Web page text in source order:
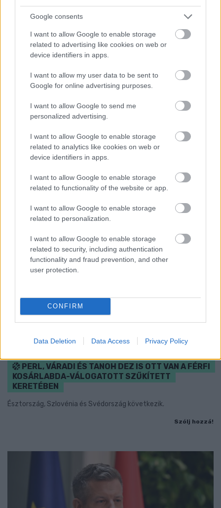
Google consents
I want to allow Google to enable storage
related to advertising like cookies on web or
device identifiers in apps.
I want to allow my user data to be sent to
Google for online advertising purposes.
I want to allow Google to send me
personalized advertising.
I want to allow Google to enable storage
related to analytics like cookies on web or
device identifiers in apps.
I want to allow Google to enable storage
related to functionality of the website or app.
I want to allow Google to enable storage
related to personalization.
I want to allow Google to enable storage
related to security, including authentication
functionality and fraud prevention, and other
user protection.
CONFIRM
Data Deletion Data Access Privacy Policy
EXTRA: A VÁSÁRCSARNOKBAN NYITJA ÚJ ÉVADÁT
A „Zenélő piac” című különleges koncerttel szeptember 7-én
rendhagyó helyszínen találkozhat a közönség a klasszikus
PERL, VÁRADI ÉS TANOH DEZ IS OTT VAN A FÉRFI
KOSÁRLABDA-VÁLOGATOTT SZŰKÍTETT
KERETÉBEN
Észtország, Szlovénia és Svédország következik.
Szólj hozzá!